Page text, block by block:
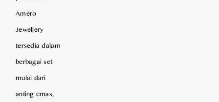
Amero
Jewellery
tersedia dalam
berbagai set
mulai dari
anting emas,